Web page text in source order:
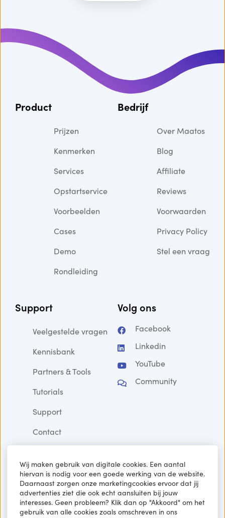
Product
Prijzen
Kenmerken
Services
Opstartservice
Voorbeelden
Cases
Demo
Rondleiding
Bedrijf
Over Maatos
Blog
Affiliate
Reviews
Voorwaarden
Privacy Policy
Stel een vraag
Support
Veelgestelde vragen
Kennisbank
Partners & Tools
Tutorials
Support
Contact
Volg ons
Facebook
Linkedin
YouTube
Community
Schrijf je in voor niet zomaar een
nieuwsbrief
Wij maken gebruik van digitale cookies. Een aantal
hiervan is nodig voor een goede werking van de website.
Daarnaast zorgen onze marketingcookies ervoor dat jij
advertenties ziet die ook echt aansluiten bij jouw
interesses. Geen probleem? Klik dan op "Akkoord" om het
gebruik van alle cookies zoals omschreven in ons